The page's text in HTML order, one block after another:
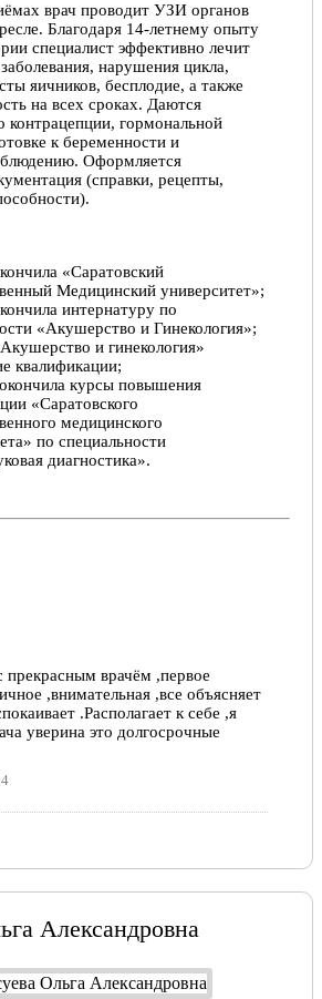
врач проводит УЗИ органов
Благодаря 14-летнему опыту
специалист эффективно лечит
нарушения цикла,
яичников, бесплодие, а также
на всех сроках. Даются
контрацепции, гормональной
к беременности и
Оформляется
(справки, рецепты,
«Саратовский
Медицинский университет»;
интернатуру по
«Акушерство и Гинекология»;
и гинекология»
квалификации;
курсы повышения
«Саратовского
медицинского
по специальности
диагностика».
прекрасным врачём ,первое
,внимательная ,все объясняет
.Располагает к себе ,я
уверина это долгосрочные
Александровна